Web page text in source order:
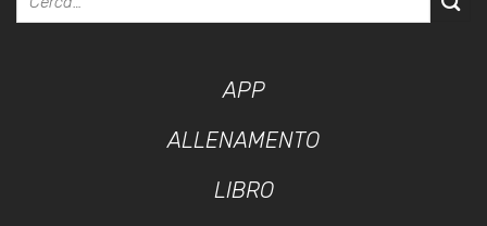
APP
ALLENAMENTO
LIBRO